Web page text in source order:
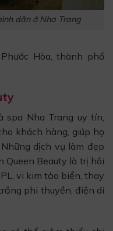
dân ở Nha Trang
Hòa, thành phố
spa Nha Trang uy tín,
khách hàng, giúp họ
dịch vụ làm đẹp
Queen Beauty là trị hôi
vi kim tảo biển, thay
phi thuyền, điện di